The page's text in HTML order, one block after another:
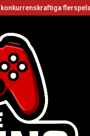
flerspelarvideospel